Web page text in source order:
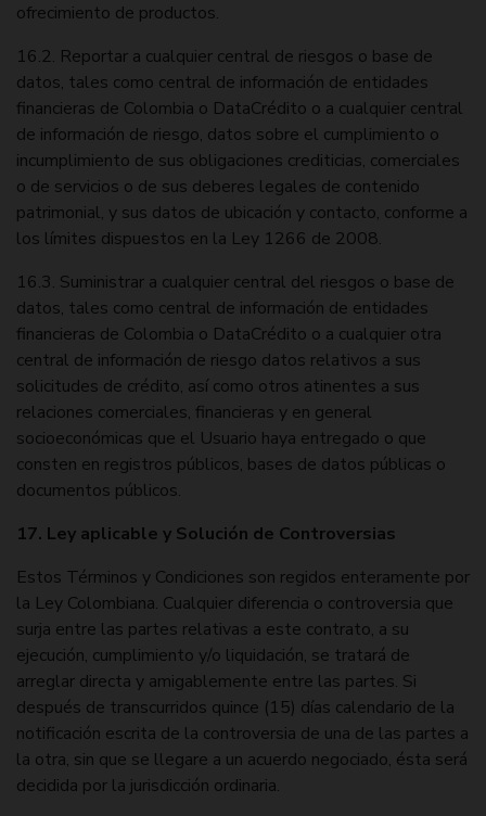
ofrecimiento de productos.
16.2. Reportar a cualquier central de riesgos o base de
datos, tales como central de información de entidades
financieras de Colombia o DataCrédito o a cualquier central
de información de riesgo, datos sobre el cumplimiento o
incumplimiento de sus obligaciones crediticias, comerciales
o de servicios o de sus deberes legales de contenido
patrimonial, y sus datos de ubicación y contacto, conforme a
los límites dispuestos en la Ley 1266 de 2008.
16.3. Suministrar a cualquier central del riesgos o base de
datos, tales como central de información de entidades
financieras de Colombia o DataCrédito o a cualquier otra
central de información de riesgo datos relativos a sus
solicitudes de crédito, así como otros atinentes a sus
relaciones comerciales, financieras y en general
socioeconómicas que el Usuario haya entregado o que
consten en registros públicos, bases de datos públicas o
documentos públicos.
17. Ley aplicable y Solución de Controversias
Estos Términos y Condiciones son regidos enteramente por
la Ley Colombiana. Cualquier diferencia o controversia que
surja entre las partes relativas a este contrato, a su
ejecución, cumplimiento y/o liquidación, se tratará de
arreglar directa y amigablemente entre las partes. Si
después de transcurridos quince (15) días calendario de la
notificación escrita de la controversia de una de las partes a
la otra, sin que se llegare a un acuerdo negociado, ésta será
decidida por la jurisdicción ordinaria.